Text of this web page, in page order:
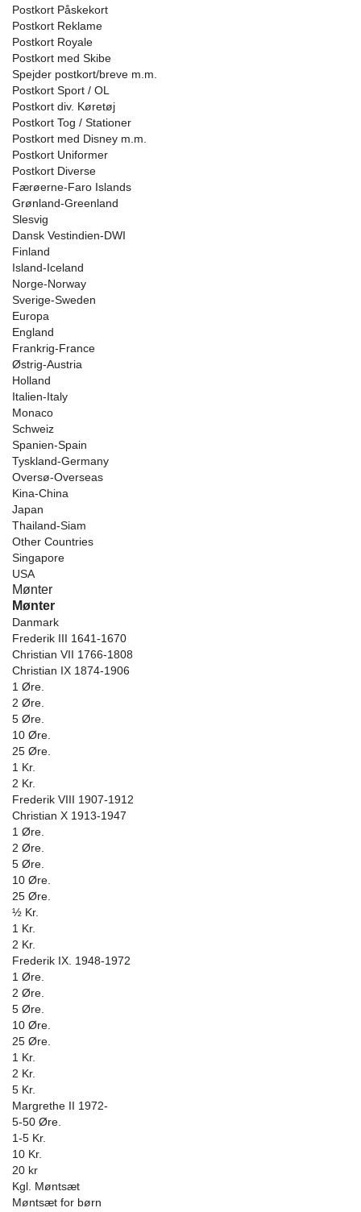
Postkort Påskekort
Postkort Reklame
Postkort Royale
Postkort med Skibe
Spejder postkort/breve m.m.
Postkort Sport / OL
Postkort div. Køretøj
Postkort Tog / Stationer
Postkort med Disney m.m.
Postkort Uniformer
Postkort Diverse
Færøerne-Faro Islands
Grønland-Greenland
Slesvig
Dansk Vestindien-DWI
Finland
Island-Iceland
Norge-Norway
Sverige-Sweden
Europa
England
Frankrig-France
Østrig-Austria
Holland
Italien-Italy
Monaco
Schweiz
Spanien-Spain
Tyskland-Germany
Oversø-Overseas
Kina-China
Japan
Thailand-Siam
Other Countries
Singapore
USA
Mønter
Mønter
Danmark
Frederik III 1641-1670
Christian VII 1766-1808
Christian IX 1874-1906
1 Øre.
2 Øre.
5 Øre.
10 Øre.
25 Øre.
1 Kr.
2 Kr.
Frederik VIII 1907-1912
Christian X 1913-1947
1 Øre.
2 Øre.
5 Øre.
10 Øre.
25 Øre.
½ Kr.
1 Kr.
2 Kr.
Frederik IX. 1948-1972
1 Øre.
2 Øre.
5 Øre.
10 Øre.
25 Øre.
1 Kr.
2 Kr.
5 Kr.
Margrethe II 1972-
5-50 Øre.
1-5 Kr.
10 Kr.
20 kr
Kgl. Møntsæt
Møntsæt for børn